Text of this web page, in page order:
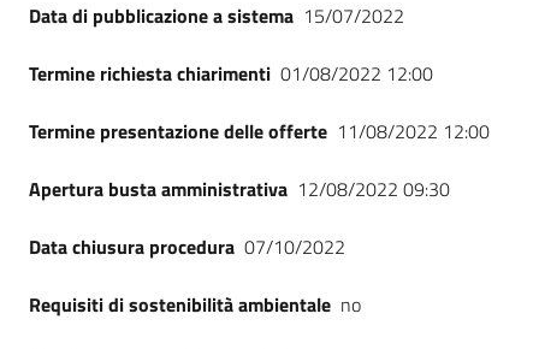
Data di pubblicazione a sistema 15/07/2022
Termine richiesta chiarimenti 01/08/2022 12:00
Termine presentazione delle offerte 11/08/2022 12:00
Apertura busta amministrativa 12/08/2022 09:30
Data chiusura procedura 07/10/2022
Requisiti di sostenibilità ambientale no